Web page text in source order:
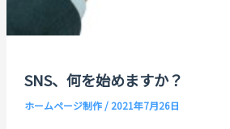
SNS、何を始めますか？
ホームページ制作/ 2021年7月26日